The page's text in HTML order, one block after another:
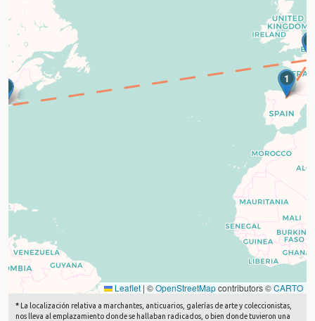
1
Leaflet | ©OpenStreetMapcontributors ©CARTO
* La localización relativa a marchantes, anticuarios, galerías de arte y coleccionistas,
nos lleva al emplazamiento donde se hallaban radicados, o bien donde tuvieron una